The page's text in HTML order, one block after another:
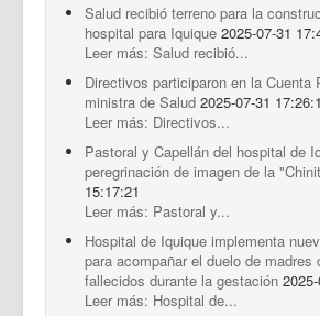
Salud recibió terreno para la
hospital para Iquique 2025-07-31
Leer más: Salud recibió...
Directivos participaron en la Cuenta
ministra de Salud 2025-07-31
Leer más: Directivos...
Pastoral y Capellán del hospital de
peregrinación de imagen de la
15:17:21
Leer más: Pastoral y...
Hospital de Iquique implementa
para acompañar el duelo de madres
fallecidos durante la gestación
Leer más: Hospital de...